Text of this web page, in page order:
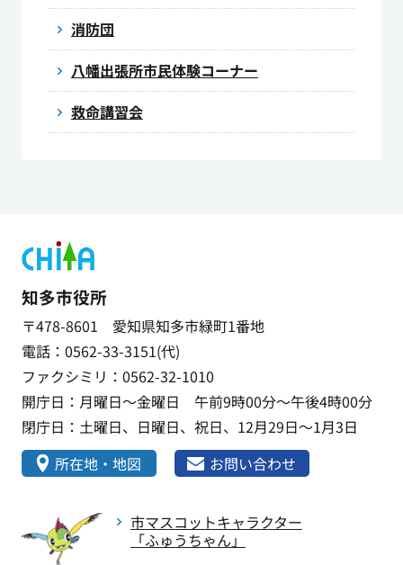
消防団
八幡出張所市民体験コーナー
救命講習会
知多市役所
〒478-8601 愛知県知多市緑町1番地
電話：0562-33-3151(代)
ファクシミリ：0562-32-1010
開庁日：月曜日～金曜日 午前9時00分～午後4時00分
閉庁日：土曜日、日曜日、祝日、12月29日～1月3日
所在地・地図
お問い合わせ
市マスコットキャラクター
「ふゅうちゃん」